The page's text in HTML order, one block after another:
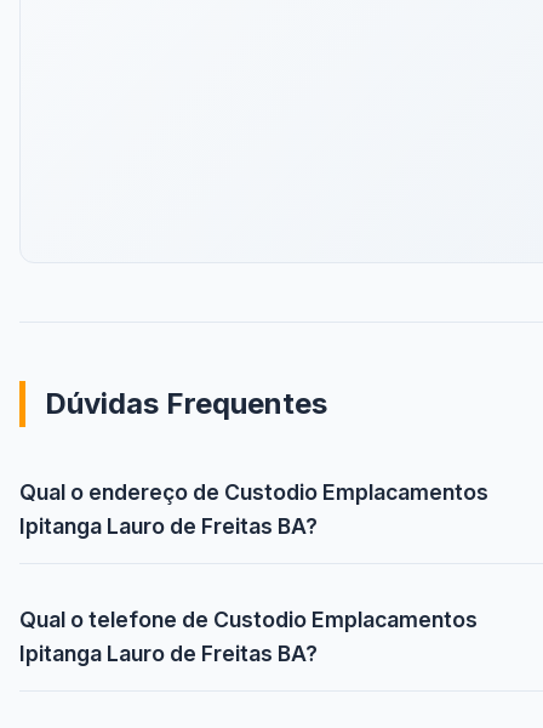
Dúvidas Frequentes
Qual o endereço de Custodio Emplacamentos
Ipitanga Lauro de Freitas BA?
Qual o telefone de Custodio Emplacamentos
Ipitanga Lauro de Freitas BA?